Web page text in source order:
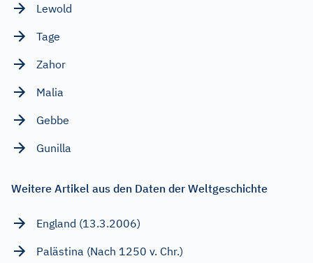
Lewold
Tage
Zahor
Malia
Gebbe
Gunilla
Weitere Artikel aus den Daten der Weltgeschichte
England (13.3.2006)
Palästina (Nach 1250 v. Chr.)